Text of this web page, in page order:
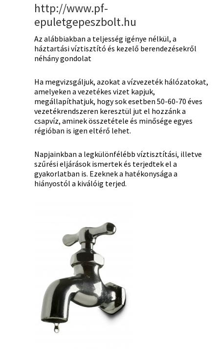
http://www.pf-
epuletgepeszbolt.hu
Az alábbiakban a teljesség igénye nélkül, a
háztartási víztisztító és kezelő berendezésekről
néhány gondolat
Ha megvizsgáljuk, azokat a vízvezeték hálózatokat,
amelyeken a vezetékes vizet kapjuk,
megállapíthatjuk, hogy sok esetben 50-60-70 éves
vezetékrendszeren keresztül jut el hozzánk a
csapvíz, aminek összetétele és minősége egyes
régióban is igen eltérő lehet.
Napjainkban a legkülönfélébb víztisztítási, illetve
szűrési eljárások ismertek és terjedtek el a
gyakorlatban is. Ezeknek a hatékonysága a
hiányostól a kiválóig terjed.